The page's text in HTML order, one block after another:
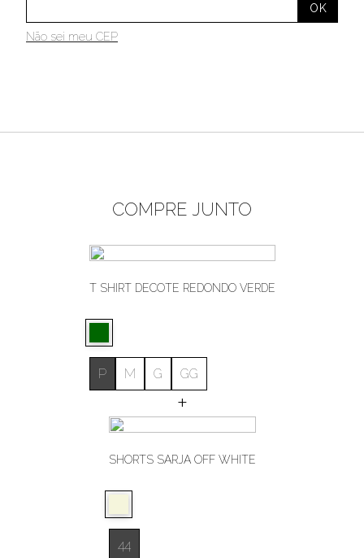
Não sei meu CEP
COMPRE JUNTO
T SHIRT DECOTE REDONDO VERDE
P M G GG
+
SHORTS SARJA OFF WHITE
44